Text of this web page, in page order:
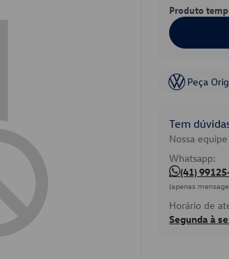
Produto
Peça
Tem
Nossa
Whatsapp:
(41)
(apenas
Horário de
Segunda à